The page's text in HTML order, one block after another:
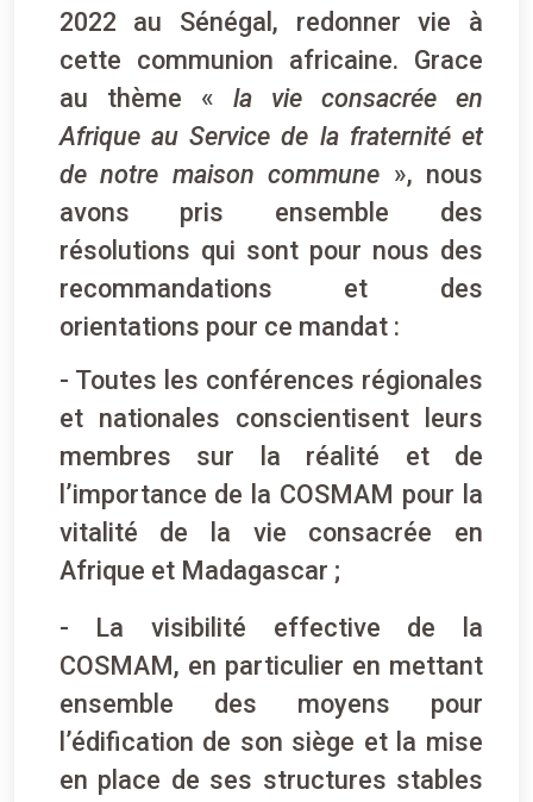
2022 au Sénégal, redonner vie à
cette communion africaine. Grace
au thème « la vie consacrée en
Afrique au Service de la fraternité et
de notre maison commune », nous
avons pris ensemble des
résolutions qui sont pour nous des
recommandations et des
orientations pour ce mandat :
- Toutes les conférences régionales
et nationales conscientisent leurs
membres sur la réalité et de
l’importance de la COSMAM pour la
vitalité de la vie consacrée en
Afrique et Madagascar ;
- La visibilité effective de la
COSMAM, en particulier en mettant
ensemble des moyens pour
l’édification de son siège et la mise
en place de ses structures stables